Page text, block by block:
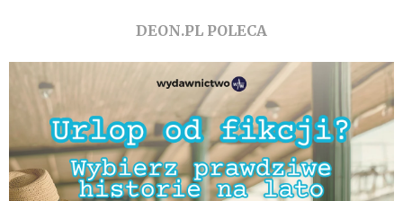
DEON.PL POLECA